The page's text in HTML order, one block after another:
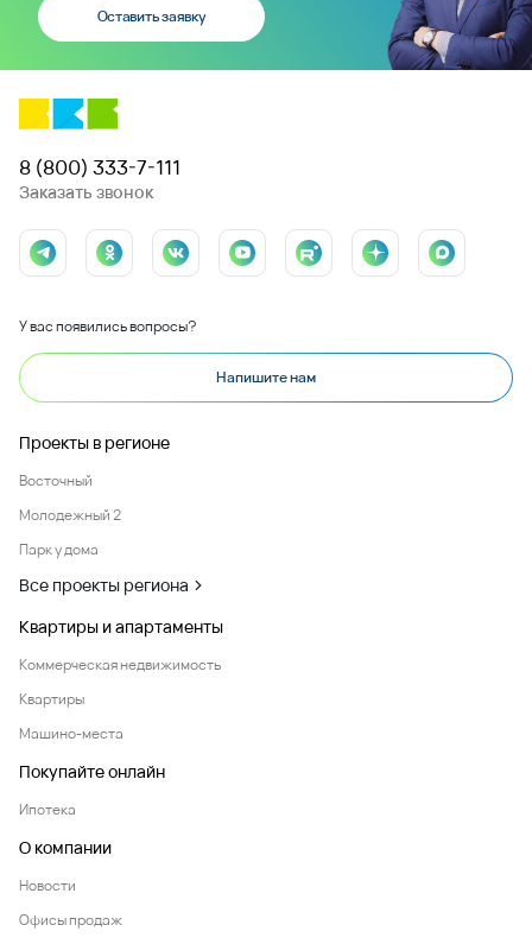
Оставить заявку
8 (800) 333-7-111
Заказать звонок
У вас появились вопросы?
Напишите нам
Проекты в регионе
Восточный
Молодежный 2
Парк у дома
Все проекты региона
Квартиры и апартаменты
Коммерческая недвижимость
Квартиры
Машино-места
Покупайте онлайн
Ипотека
О компании
Новости
Офисы продаж